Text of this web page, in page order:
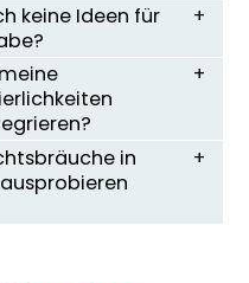
keine Ideen für
in